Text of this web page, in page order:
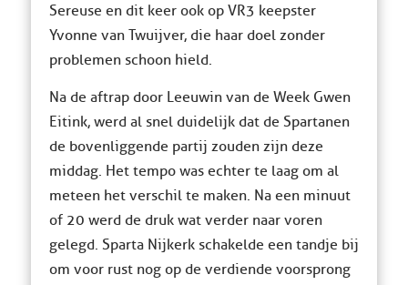
Sereuse en dit keer ook op VR3 keepster
Yvonne van Twuijver, die haar doel zonder
problemen schoon hield.
Na de aftrap door Leeuwin van de Week Gwen
Eitink, werd al snel duidelijk dat de Spartanen
de bovenliggende partij zouden zijn deze
middag. Het tempo was echter te laag om al
meteen het verschil te maken. Na een minuut
of 20 werd de druk wat verder naar voren
gelegd. Sparta Nijkerk schakelde een tandje bij
om voor rust nog op de verdiende voorsprong